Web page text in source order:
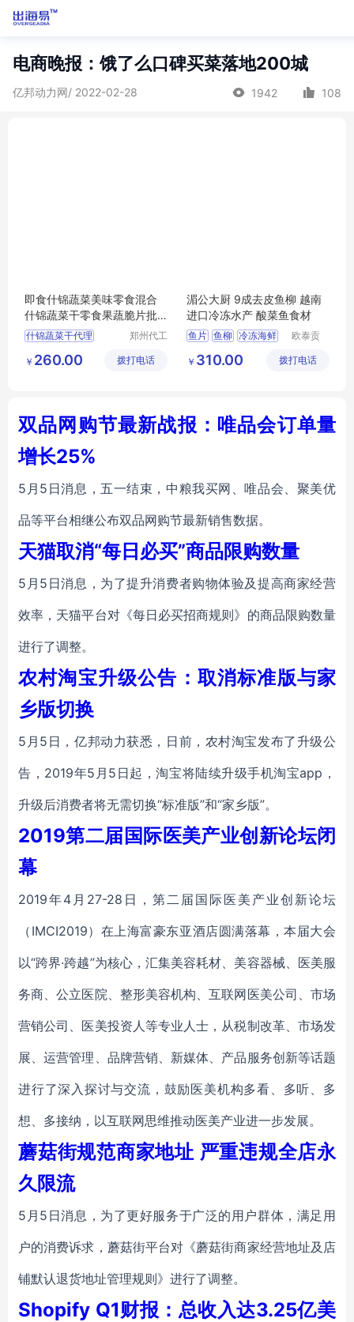
电商晚报：饿了么口碑买菜落地200城
亿邦动力网/ 2022-02-28 1942 108
即食什锦蔬菜美味零食混合
什锦蔬菜干零食果蔬脆片批
发
什锦蔬菜干代理
什锦蔬菜干批发
郑州代工
技有限公
￥ 260.00 拨打电话
湄公大厨 9成去皮鱼柳 越南
进口冷冻水产 酸菜鱼食材
鱼片 鱼柳 冷冻海鲜
欧泰贡
食品有限
￥ 310.00 拨打电话
双品网购节最新战报：唯品会订单量
增长25%
5月5日消息，五一结束，中粮我买网、唯品会、聚美优
品等平台相继公布双品网购节最新销售数据。
天猫取消“每日必买”商品限购数量
5月5日消息，为了提升消费者购物体验及提高商家经营
效率，天猫平台对《每日必买招商规则》的商品限购数量
进行了调整。
农村淘宝升级公告：取消标准版与家
乡版切换
5月5日，亿邦动力获悉，日前，农村淘宝发布了升级公
告，2019年5月5日起，淘宝将陆续升级手机淘宝app，
升级后消费者将无需切换“标准版”和“家乡版”。
2019第二届国际医美产业创新论坛闭
幕
2019年4月27-28日，第二届国际医美产业创新论坛
（IMCI2019）在上海富豪东亚酒店圆满落幕，本届大会
以“跨界·跨越”为核心，汇集美容耗材、美容器械、医美服
务商、公立医院、整形美容机构、互联网医美公司、市场
营销公司、医美投资人等专业人士，从税制改革、市场发
展、运营管理、品牌营销、新媒体、产品服务创新等话题
进行了深入探讨与交流，鼓励医美机构多看、多听、多
想、多接纳，以互联网思维推动医美产业进一步发展。
蘑菇街规范商家地址 严重违规全店永
久限流
5月5日消息，为了更好服务于广泛的用户群体，满足用
户的消费诉求，蘑菇街平台对《蘑菇街商家经营地址及店
铺默认退货地址管理规则》进行了调整。
Shopify Q1财报：总收入达3.25亿美